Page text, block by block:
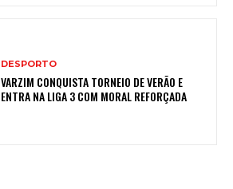
DESPORTO
VARZIM CONQUISTA TORNEIO DE VERÃO E
ENTRA NA LIGA 3 COM MORAL REFORÇADA